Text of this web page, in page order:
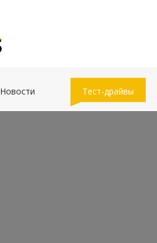
Новости Тест-драйвы